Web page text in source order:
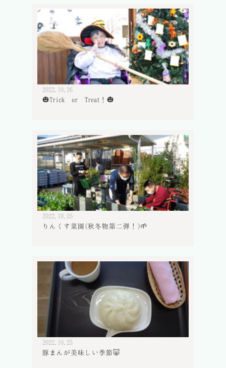
2022.10.26
🎃Trick or Treat！🎃
2022.10.25
りんくす菜園(秋冬物第二弾！)🌱
2022.10.25
豚まんが美味しい季節🐷